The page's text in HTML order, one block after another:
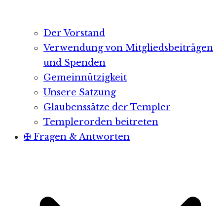
Der Vorstand
Verwendung von Mitgliedsbeiträgen
und Spenden
Gemeinnützigkeit
Unsere Satzung
Glaubenssätze der Templer
Templerorden beitreten
✠ Fragen & Antworten